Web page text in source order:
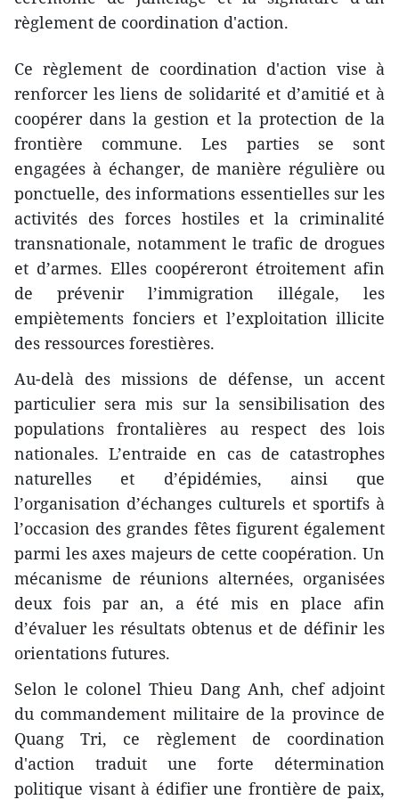
règlement de coordination d'action.
Ce règlement de coordination d'action vise à
renforcer les liens de solidarité et d’amitié et à
coopérer dans la gestion et la protection de la
frontière commune. Les parties se sont
engagées à échanger, de manière régulière ou
ponctuelle, des informations essentielles sur les
activités des forces hostiles et la criminalité
transnationale, notamment le trafic de drogues
et d’armes. Elles coopéreront étroitement afin
de prévenir l’immigration illégale, les
empiètements fonciers et l’exploitation illicite
des ressources forestières.
Au-delà des missions de défense, un accent
particulier sera mis sur la sensibilisation des
populations frontalières au respect des lois
nationales. L’entraide en cas de catastrophes
naturelles et d’épidémies, ainsi que
l’organisation d’échanges culturels et sportifs à
l’occasion des grandes fêtes figurent également
parmi les axes majeurs de cette coopération. Un
mécanisme de réunions alternées, organisées
deux fois par an, a été mis en place afin
d’évaluer les résultats obtenus et de définir les
orientations futures.
Selon le colonel Thieu Dang Anh, chef adjoint
du commandement militaire de la province de
Quang Tri, ce règlement de coordination
d'action traduit une forte détermination
politique visant à édifier une frontière de paix,